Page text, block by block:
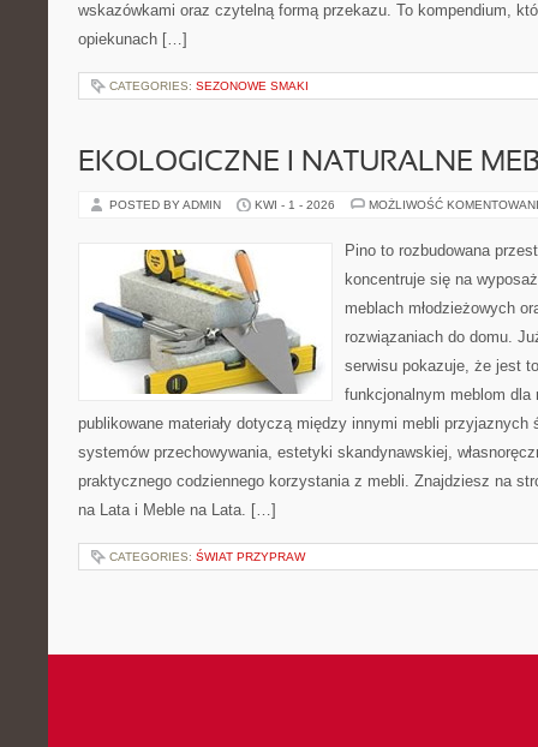
wskazówkami oraz czytelną formą przekazu. To kompendium,
opiekunach […]
CATEGORIES: SEZONOWE SMAKI
EKOLOGICZNE I NATURALNE
POSTED BY ADMIN KWI - 1 - 2026 MOŻLIWOŚĆ
Pino to rozbudowana
koncentruje się na
meblach młodzieżowych
rozwiązaniach do domu.
serwisu pokazuje, że jest
funkcjonalnym meblom dla
publikowane materiały dotyczą między innymi mebli
systemów przechowywania, estetyki skandynawskiej,
praktycznego codziennego korzystania z mebli. Znajdziesz na
na Lata i Meble na Lata. […]
CATEGORIES: ŚWIAT PRZYPRAW